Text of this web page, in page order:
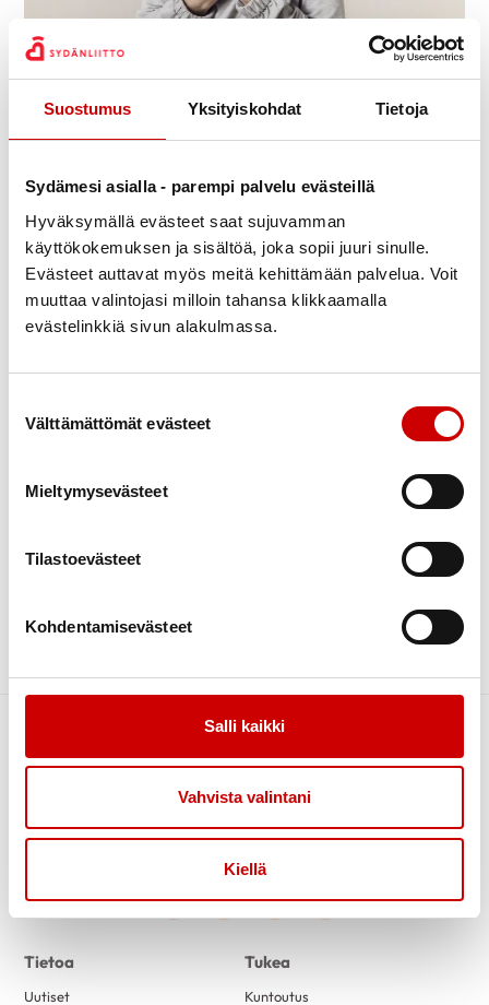
Suostumus Yksityiskohdat Tietoja
Sydämesi asialla - parempi palvelu evästeillä
Hyväksymällä evästeet saat sujuvamman
käyttökokemuksen ja sisältöä, joka sopii juuri sinulle.
Evästeet auttavat myös meitä kehittämään palvelua. Voit
muuttaa valintojasi milloin tahansa klikkaamalla
evästelinkkiä sivun alakulmassa.
Välttämättömät evästeet
Mieltymysevästeet
Tilastoevästeet
Kohdentamisevästeet
Salli kaikki
Vahvista valintani
Kiellä
8.8.-
10.8.
08:00 — 23:00
Keskuspuistokatu 28, II kerros, Kemi
Jaa WhatsappJaa FacebookJaa TwitterJaa LinkedinJaa EmailJaa Print
KUVAUS
Matka täynnä.
Musiikkikonsertti ja kallaveden risteily. Yöpyminen Hotelli
ihmisiä.
LISÄTIEDOT
PAIKAN TARKEMMAT TIEDOT
Link to facebook
Link to twitter
Link to instagram
Link to youtube
Tietoa
Uutiset
Tukea
Kuntoutus